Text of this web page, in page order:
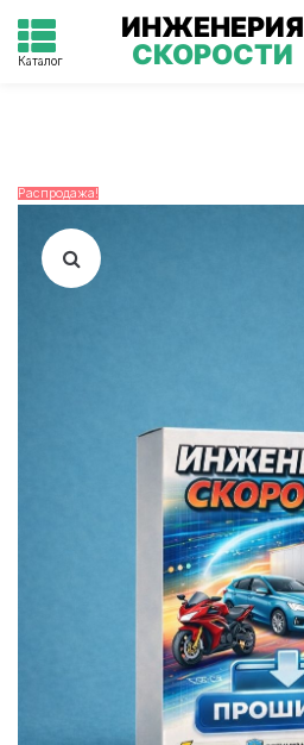
Каталог
ИНЖЕНЕРИЯ
СКОРОСТИ
Распродажа!